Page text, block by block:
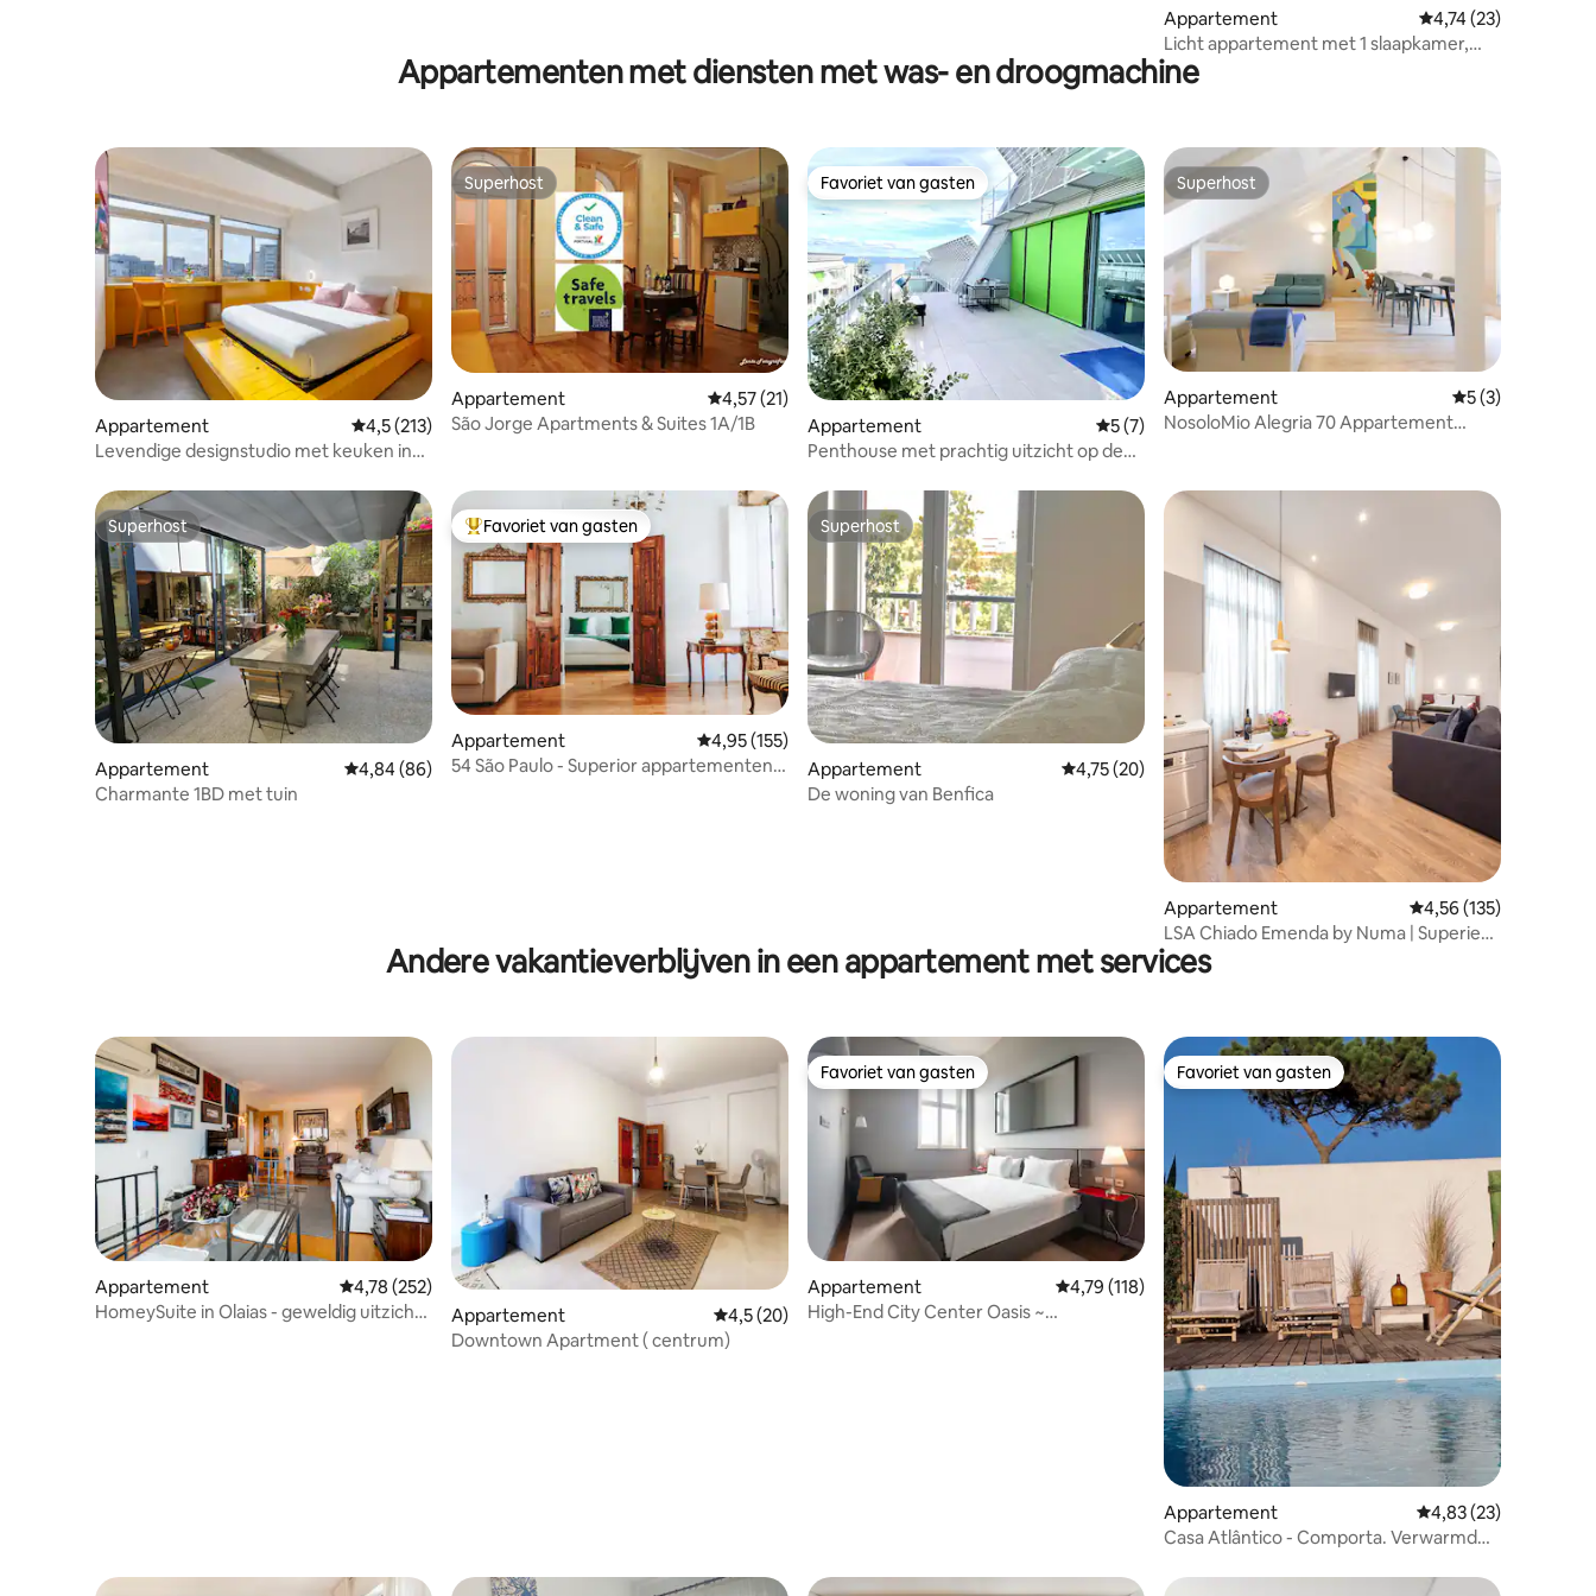
Appartement Gemiddelde
4,74 (23)
Licht appartement met 1 slaapkamer,
centraal gelegen
Appartementen met diensten met was- en droogmachine
Appartement Gemiddelde beoordeling van 4,5 op 5, 213 recensies
4,5 (213)
Levendige designstudio met keuken in
Superhost
Superhost
Appartement Gemiddelde beoordeling van 4,57 op 5, 21 recensies
4,57 (21)
São Jorge Apartments & Suites 1A/1B
Favoriet van gasten
Favoriet van gasten
Appartement Gemiddelde beoordeling van 5 op 5, 7 recensies
5 (7)
Penthouse met prachtig uitzicht op de
Superhost
Superhost
Appartement Gemiddelde
5 (3)
NosoloMio Alegria 70 Appartement
Superhost
Superhost
Appartement Gemiddelde beoordeling van 4,84 op 5, 86 recensies
4,84 (86)
Charmante 1BD met tuin
Topfavoriet van gasten
Favoriet van gasten
Appartement Gemiddelde beoordeling van 4,95 op 5, 155 recensies
4,95 (155)
54 São Paulo - Superior appartementen
Superhost
Superhost
Appartement Gemiddelde beoordeling van 4,75 op 5, 20 recensies
4,75 (20)
De woning van Benfica
Appartement Gemiddelde
4,56 (135)
LSA Chiado Emenda by Numa | Superieur
studio
Andere vakantieverblijven in een appartement met services
Appartement Gemiddelde beoordeling van 4,78 op 5, 252 recensies
4,78 (252)
HomeySuite in Olaias - geweldig uitzicht
Appartement Gemiddelde beoordeling van 4,5 op 5, 20 recensies
4,5 (20)
Downtown Apartment ( centrum)
Favoriet van gasten
Favoriet van gasten
Appartement Gemiddelde beoordeling van 4,79 op 5, 118 recensies
4,79 (118)
High-End City Center Oasis ~
Favoriet van gasten
Favoriet van gasten
Appartement Gemiddelde
4,83 (23)
Casa Atlântico - Comporta. Verwarmd